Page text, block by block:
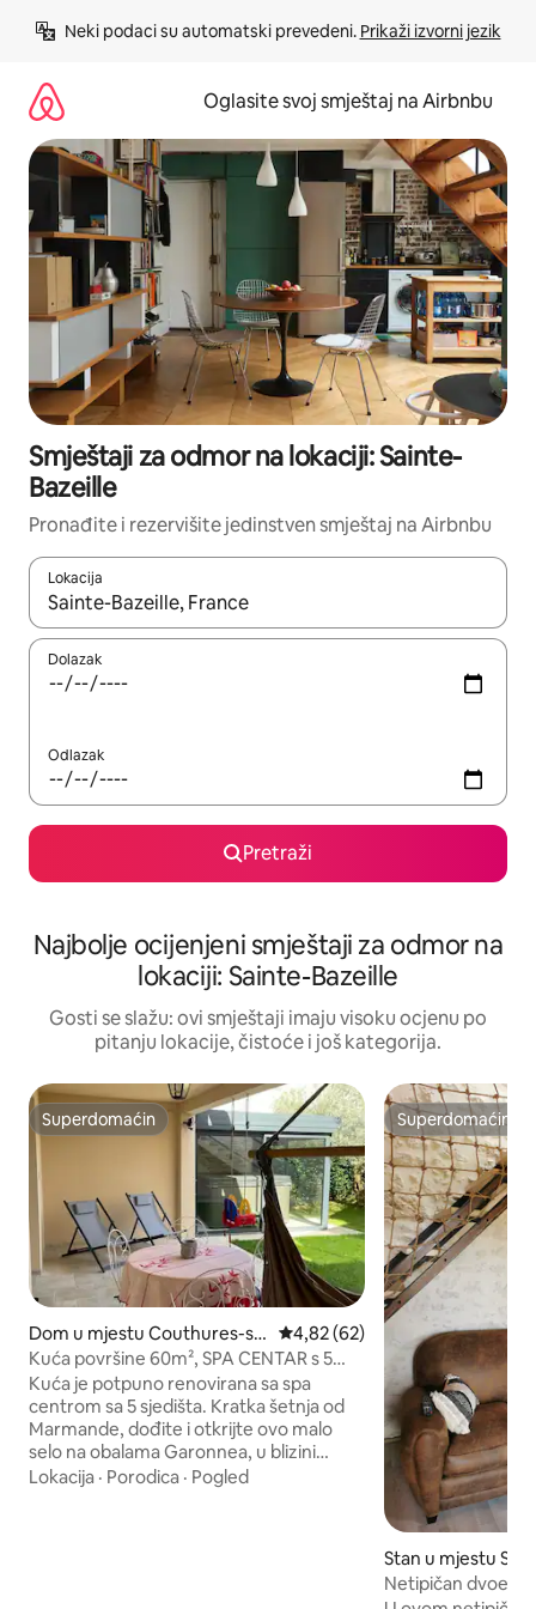
Neki podaci su automatski prevedeni. Prikaži izvorni jezik
Oglasite svoj smještaj na Airbnbu
Smještaji za odmor na lokaciji: Sainte-
Bazeille
Pronađite i rezervišite jedinstven smještaj na Airbnbu
Lokacija
Kad rezultati budu dostupni, krećite se gore i dolje pomoću
Dolazak
Odlazak
Pretraži
Najbolje ocijenjeni smještaji za odmor na
lokaciji: Sainte-Bazeille
Gosti se slažu: ovi smještaji imaju visoku ocjenu po
pitanju lokacije, čistoće i još kategorija.
Superdomaćin
Superdomaćin
Dom u mjestu Couthures-su
r-Garonne
Prosječna ocjena: 4,82 od 5,
4,82 (62)
Kuća površine 60m², SPA CENTAR s 5
sjedišta, novo.
Kuća je potpuno renovirana sa spa
centrom sa 5 sjedišta. Kratka šetnja od
Marmande, dođite i otkrijte ovo malo
selo na obalama Garonnea, u blizini
kanala du Midi i u blizini Gens de
Lokacija · Porodica · Pogled
Superdomaćin
Superdomaćin
Stan u mjestu
e
Netipičan